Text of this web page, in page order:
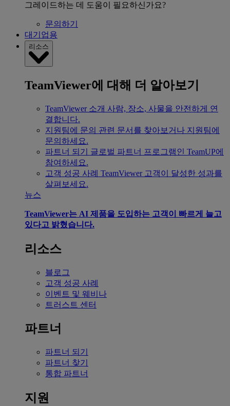
그레이드하는 데 도움이 필요하신가요?
문의하기
대기업용
리소스
TeamViewer에 대해 더 알아보기
TeamViewer 소개 사람, 장소, 사물을 안전하게 연
결합니다.
지원팀에 문의 관련 문서를 찾아보거나 지원팀에
문의하세요.
파트너 되기
글로벌 파트너 프로그램인 TeamUP에
참여하세요.
고객 성공 사례 TeamViewer 고객이 달성한 성과를
살펴보세요.
뉴스
TeamViewer는 AI 제품을 도입하는 고객이 빠르게 늘고
있다고 밝혔습니다.
리소스
블로그
고객 성공 사례
이벤트 및 웨비나
트러스트 센터
파트너
파트너 되기
파트너 찾기
통합 파트너
지원